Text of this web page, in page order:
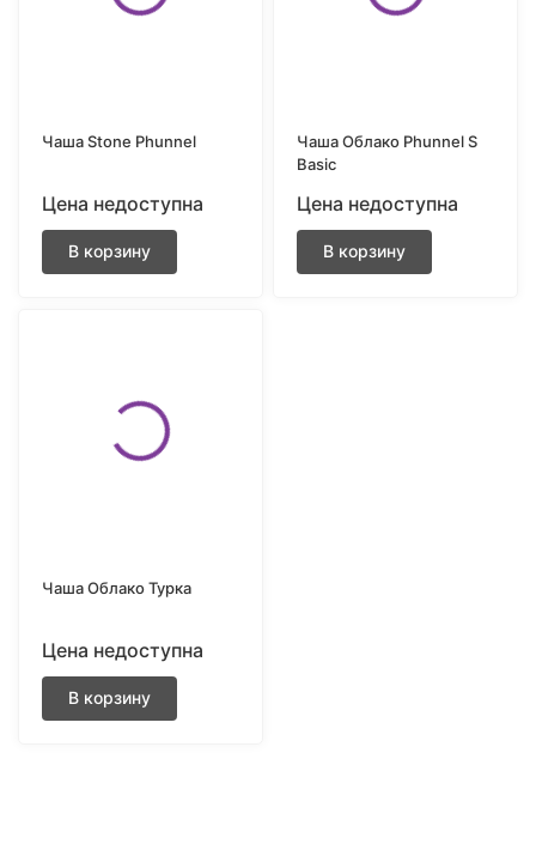
Чаша Stone Phunnel
Цена недоступна
В корзину
Чаша Облако Phunnel S
Basic
Цена недоступна
В корзину
Чаша Облако Турка
Цена недоступна
В корзину